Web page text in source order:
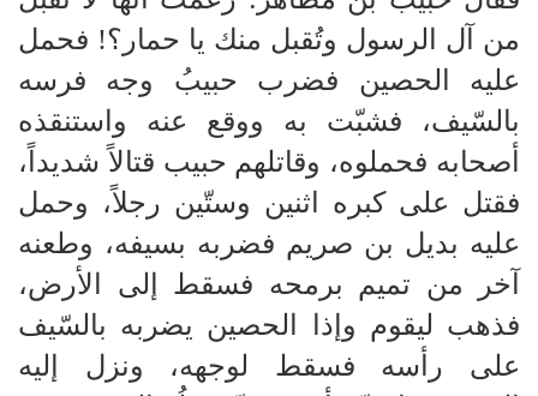
من آل الرسول وتُقبل منك يا حمار؟! فحمل
عليه الحصين فضرب حبيبُ وجه فرسه
بالسّيف، فشبّت به ووقع عنه واستنقذه
أصحابه فحملوه، وقاتلهم حبيب قتالاً شديداً،
فقتل على كبره اثنين وستّين رجلاً، وحمل
عليه بديل بن صريم فضربه بسيفه، وطعنه
آخر من تميم برمحه فسقط إلى الأرض،
فذهب ليقوم وإذا الحصين يضربه بالسّيف
على رأسه فسقط لوجهه، ونزل إليه